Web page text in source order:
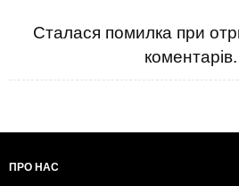
Сталася помилка при
коментарів.
ПРО НАС